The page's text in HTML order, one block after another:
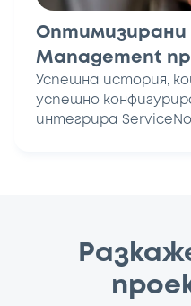
Оптимизирани
Management
внедряване на
Историята на
Успешна история,
успешно
интегрира